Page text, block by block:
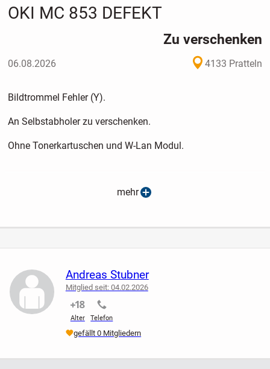
OKI MC 853 DEFEKT
Zu verschenken
06.08.2026 4133 Pratteln
Bildtrommel Fehler (Y).
An Selbstabholer zu verschenken.
Ohne Tonerkartuschen und W-Lan Modul.
mehr
Andreas Stubner
Mitglied seit: 04.02.2026
Alter
nicht verifiziert
Telefon
nicht verifiziert
gefällt 0 Mitgliedern